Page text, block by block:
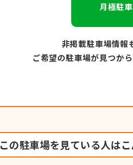
月極駐
非掲載駐車場情報
ご希望の駐車場が見つか
この駐車場を見ている人は